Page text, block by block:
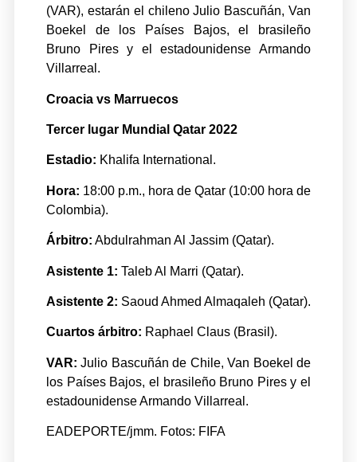
(VAR), estarán el chileno Julio Bascuñán, Van
Boekel de los Países Bajos, el brasileño
Bruno Pires y el estadounidense Armando
Villarreal.
Croacia vs Marruecos
Tercer lugar Mundial Qatar 2022
Estadio: Khalifa International.
Hora: 18:00 p.m., hora de Qatar (10:00 hora de
Colombia).
Árbitro: Abdulrahman Al Jassim (Qatar).
Asistente 1: Taleb Al Marri (Qatar).
Asistente 2: Saoud Ahmed Almaqaleh (Qatar).
Cuartos árbitro: Raphael Claus (Brasil).
VAR: Julio Bascuñán de Chile, Van Boekel de
los Países Bajos, el brasileño Bruno Pires y el
estadounidense Armando Villarreal.
EADEPORTE/jmm. Fotos: FIFA